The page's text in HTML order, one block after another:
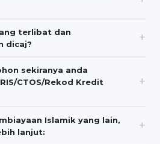
terlibat dan
dicaj?
sekiranya anda
CTOS/Rekod Kredit
Islamik yang lain,
lanjut: